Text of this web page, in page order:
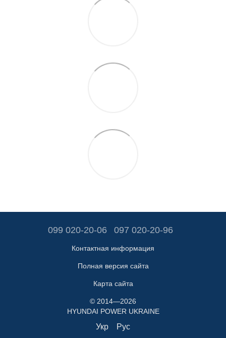
099 020-20-06 097 020-20-96
Контактная информация
Полная версия сайта
Карта сайта
© 2014—2026
HYUNDAI POWER UKRAINE
Укр Рус